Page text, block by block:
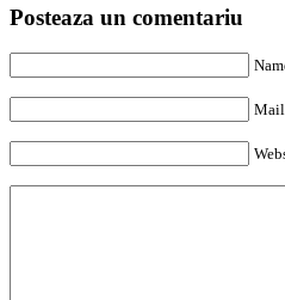
Posteaza un comentariu
Mail